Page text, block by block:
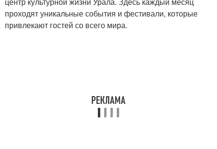
проходят уникальные события и фестивали, которые
привлекают гостей со всего мира.